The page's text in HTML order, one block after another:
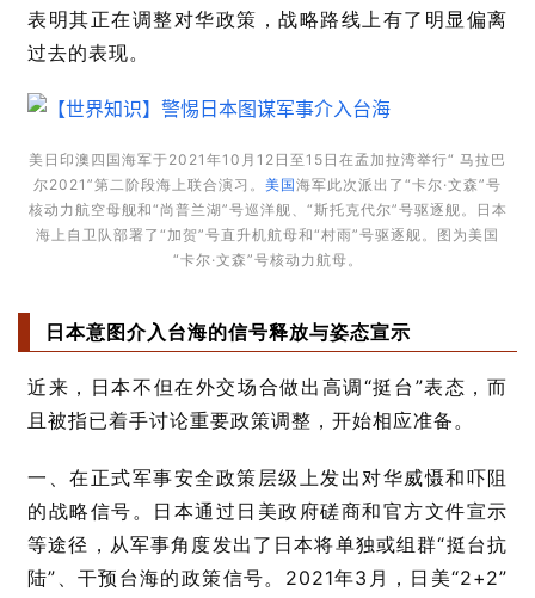
表明其正在调整对华政策，战略路线上有了明显偏离
过去的表现。
美日印澳四国海军于2021年10月12日 至15日在孟加拉湾举行“ 马拉巴
尔2021”第二阶段海上联合演习。 美国海军此次派出了 “卡尔·文森”号
核动力航空母舰和“尚普兰湖”号巡洋舰、“斯托克代尔”号驱逐舰。 日 本
海上自卫队部署了“加贺”号直升机航母和“村雨”号驱逐舰。 图为美国
“卡尔·文森”号核动力航母。
日本意图介入台海的信号释放与姿态宣示
近来，日本不但在外交场合做出高调“挺台”表态，而
且被指已着手讨论重要政策调整，开始相应准备。
一、在正式军事安全政策层级上发出对华威慑和吓阻
的战略信号。日本通过日美政府磋商和官方文件宣示
等途径，从军事角度发出了日本将单独或组群“挺台抗
陆”、干预台海的政策信号。2021年3月，日美“2+2”